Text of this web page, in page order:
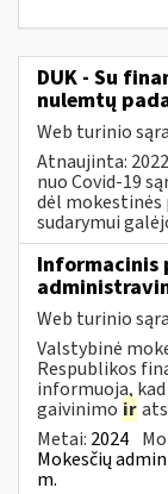
DUK - Su
nulemtų
Web turinio
Atnaujinta:
nuo Covid-19
dėl mokestinės
sudarymui
Informacinis
Web turinio
Valstybinė
Respublikos
informuoja,
gaivinimo ir
Metai: 2024
Mokesčių
m.